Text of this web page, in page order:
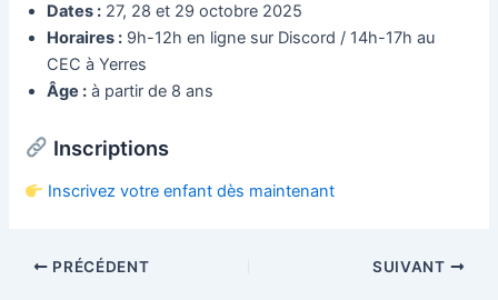
Dates : 27, 28 et 29 octobre 2025
Horaires : 9h-12h en ligne sur Discord / 14h-17h au
CEC à Yerres
Âge : à partir de 8 ans
Inscriptions
Inscrivez votre enfant dès maintenant
NavigationPRÉCÉDENT SUIVANT